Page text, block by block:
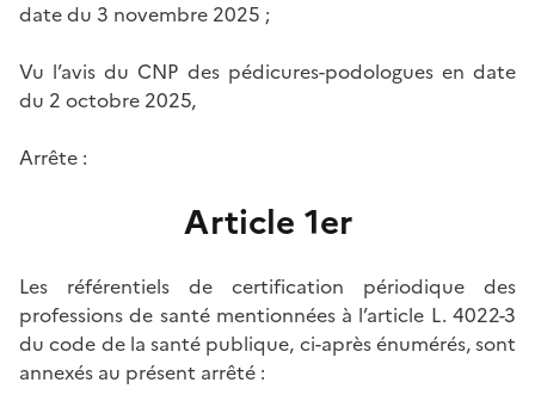
date du 3 novembre 2025 ;
Vu l’avis du CNP des pédicures-podologues en date
du 2 octobre 2025,
Arrête :
Article 1er
Les référentiels de certification périodique des
professions de santé mentionnées à l’article L. 4022-3
du code de la santé publique, ci-après énumérés, sont
annexés au présent arrêté :